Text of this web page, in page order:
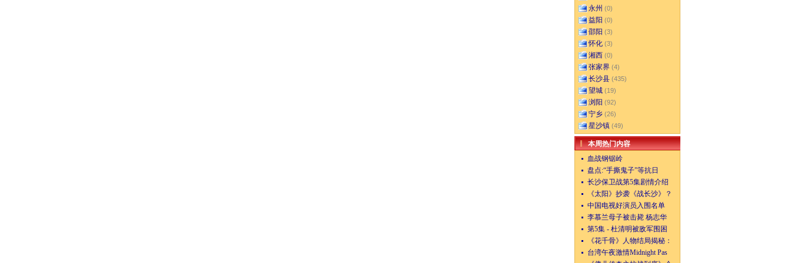
永州 (0)
益阳 (0)
邵阳 (3)
怀化 (3)
湘西 (0)
张家界 (4)
长沙县 (435)
望城 (19)
浏阳 (92)
宁乡 (26)
星沙镇 (49)
本周热门内容
血战钢锯岭
盘点:“手撕鬼子”等抗日
长沙保卫战第5集剧情介绍
《太阳》抄袭《战长沙》？
中国电视好演员入围名单
李慕兰母子被击毙 杨志华
第5集 - 杜清明被敌军围困
《花千骨》人物结局揭秘：
台湾午夜激情Midnight Pas